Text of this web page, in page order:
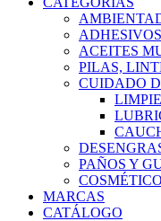
ACEITES
PILAS,
CUIDADO
PAÑOS Y
MARCAS
CATÁLOGO